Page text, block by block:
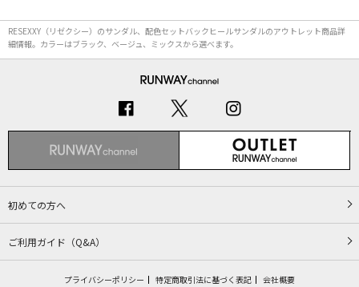
RESEXXY（リゼクシー）のサンダル、配色セットバックヒールサンダルのアウトレット商品詳
細情報。カラーはブラック、ベージュ、ミックスから選べます。
初めての方へ
ご利用ガイド（Q&A）
プライバシーポリシー 特定商取引法に基づく表記 会社概要